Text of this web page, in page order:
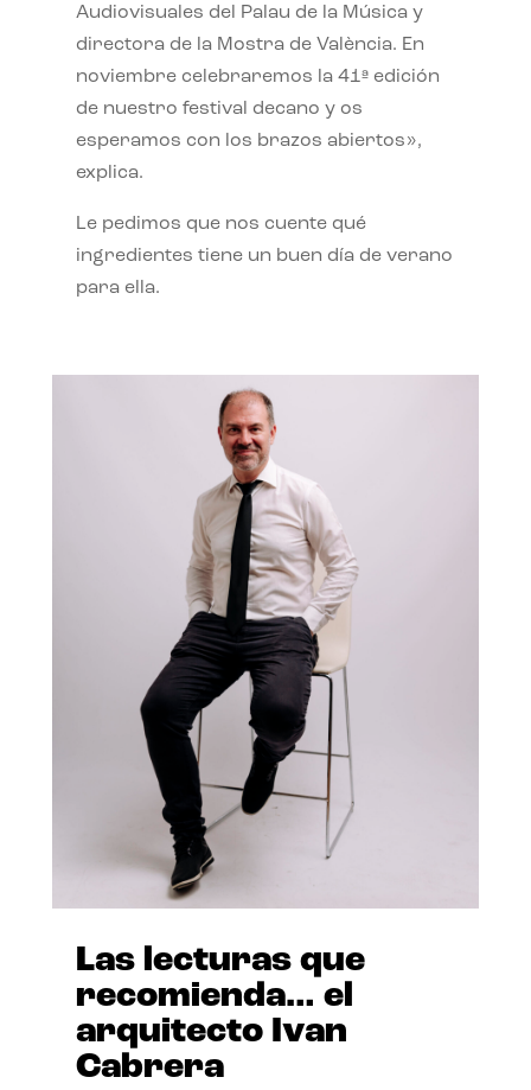
Audiovisuales del Palau de la Música y
directora de la Mostra de València. En
noviembre celebraremos la 41ª edición
de nuestro festival decano y os
esperamos con los brazos abiertos»,
explica.
Le pedimos que nos cuente qué
ingredientes tiene un buen día de verano
para ella.
Las lecturas que
recomienda… el
arquitecto Ivan
Cabrera